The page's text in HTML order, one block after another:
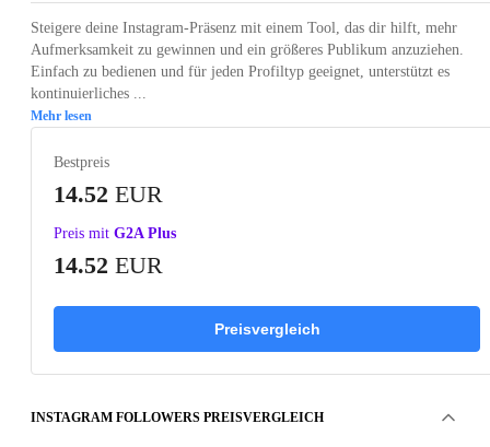
Steigere deine Instagram-Präsenz mit einem Tool, das dir hilft, mehr
Aufmerksamkeit zu gewinnen und ein größeres Publikum anzuziehen.
Einfach zu bedienen und für jeden Profiltyp geeignet, unterstützt es
kontinuierliches ...
Mehr lesen
Bestpreis
14.52 EUR
Preis mit G2A Plus
14.52 EUR
Preisvergleich
INSTAGRAM FOLLOWERS PREISVERGLEICH